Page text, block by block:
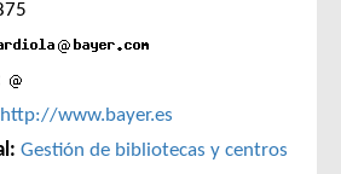
http://www.bayer.es
Gestión de bibliotecas y centros